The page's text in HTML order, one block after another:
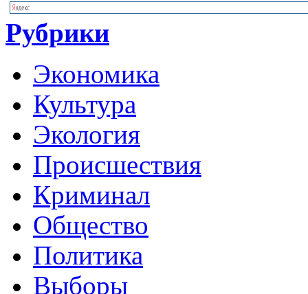
Рубрики
Экономика
Культура
Экология
Происшествия
Криминал
Общество
Политика
Выборы